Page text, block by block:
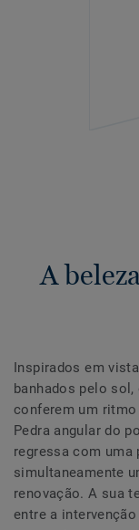
A
Inspirados em
banhados pelo
conferem um
Pedra angular do
regressa com
simultaneamente
renovação. A sua
entre a